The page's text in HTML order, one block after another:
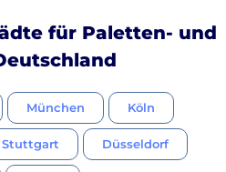
für Paletten- und
München Köln
Stuttgart Düsseldorf